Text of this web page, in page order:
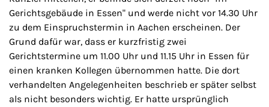
Gerichtsgebäude in Essen" und werde nicht vor 14.30 Uhr
zu dem Einspruchstermin in Aachen erscheinen. Der
Grund dafür war, dass er kurzfristig zwei
Gerichtstermine um 11.00 Uhr und 11.15 Uhr in Essen für
einen kranken Kollegen übernommen hatte. Die dort
verhandelten Angelegenheiten beschrieb er später selbst
als nicht besonders wichtig. Er hatte ursprünglich